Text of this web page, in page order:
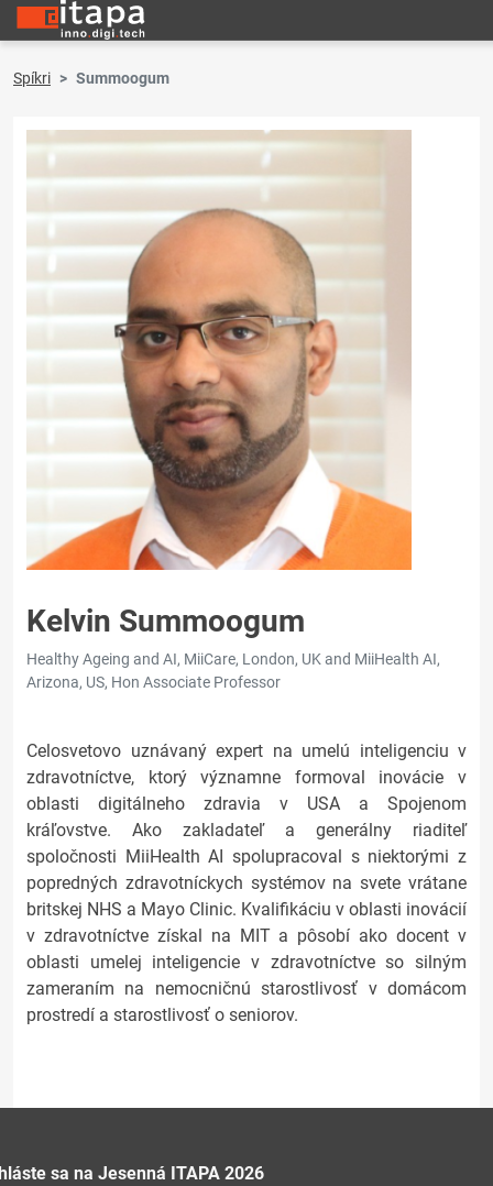
Spíkri Summoogum
Kelvin Summoogum
Healthy Ageing and AI, MiiCare, London, UK and MiiHealth AI,
Arizona, US, Hon Associate Professor
Celosvetovo uznávaný expert na umelú inteligenciu v
zdravotníctve, ktorý významne formoval inovácie v
oblasti digitálneho zdravia v USA a Spojenom
kráľovstve. Ako zakladateľ a generálny riaditeľ
spoločnosti MiiHealth AI spolupracoval s niektorými z
popredných zdravotníckych systémov na svete vrátane
britskej NHS a Mayo Clinic. Kvalifikáciu v oblasti inovácií
v zdravotníctve získal na MIT a pôsobí ako docent v
oblasti umelej inteligencie v zdravotníctve so silným
zameraním na nemocničnú starostlivosť v domácom
prostredí a starostlivosť o seniorov.
sa na Jesenná ITAPA 2026